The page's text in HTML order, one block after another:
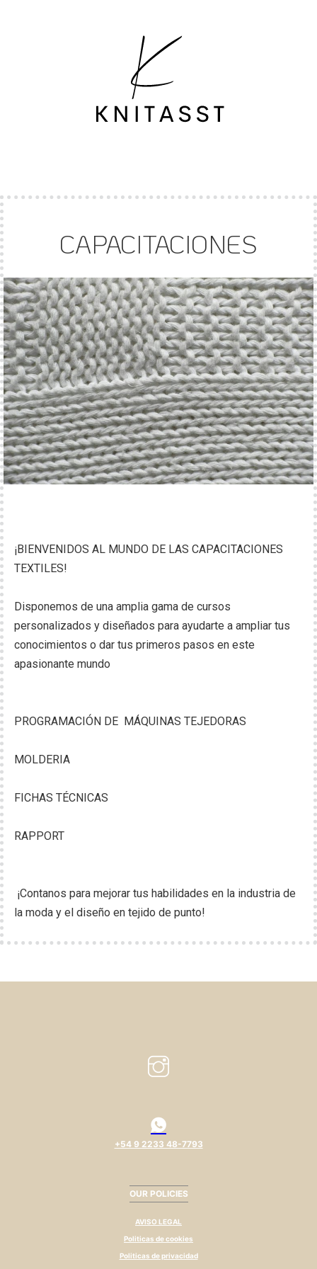
¡BIENVENIDOS AL MUNDO DE LAS CAPACITACIONES
TEXTILES!
Disponemos de una amplia gama de cursos
personalizados y diseñados para ayudarte a ampliar tus
conocimientos o dar tus primeros pasos en este
apasionante mundo
PROGRAMACIÓN DE MÁQUINAS TEJEDORAS
MOLDERIA
FICHAS TÉCNICAS
RAPPORT
¡Contanos para mejorar tus habilidades en la industria de
la moda y el diseño en tejido de punto!
CAPACITACIONES
+54 9 2233 48-7793
OUR POLICIES
AVISO LEGAL
Politicas de cookies
Politicas de privacidad